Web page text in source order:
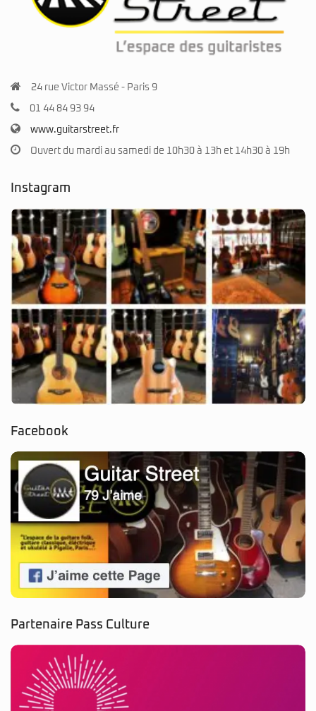
24 rue Victor Massé - Paris 9
01 44 84 93 94
www.guitarstreet.fr
Ouvert du mardi au samedi de 10h30 à 13h et 14h30 à 19h
Instagram
Facebook
Partenaire Pass Culture